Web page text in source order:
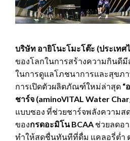
บริษัท อายิโนะโมะโต๊ะ (ประเทศ
ของโลกในการสร้างความกินดี
ในการดูแลโภชนาการและสุขภ
การเปิดตัวผลิตภัณฑ์ใหม่ล่าสุด “
ชาร์จ (aminoVITAL Water
แบบซอง ที่ช่วยชาร์จพลังความส
ของกรดอะมิโนBCAA ช่วยลดอ
ทำให้สดชื่นทันทีที่ดื่ม แคลอรี่ต่ำ